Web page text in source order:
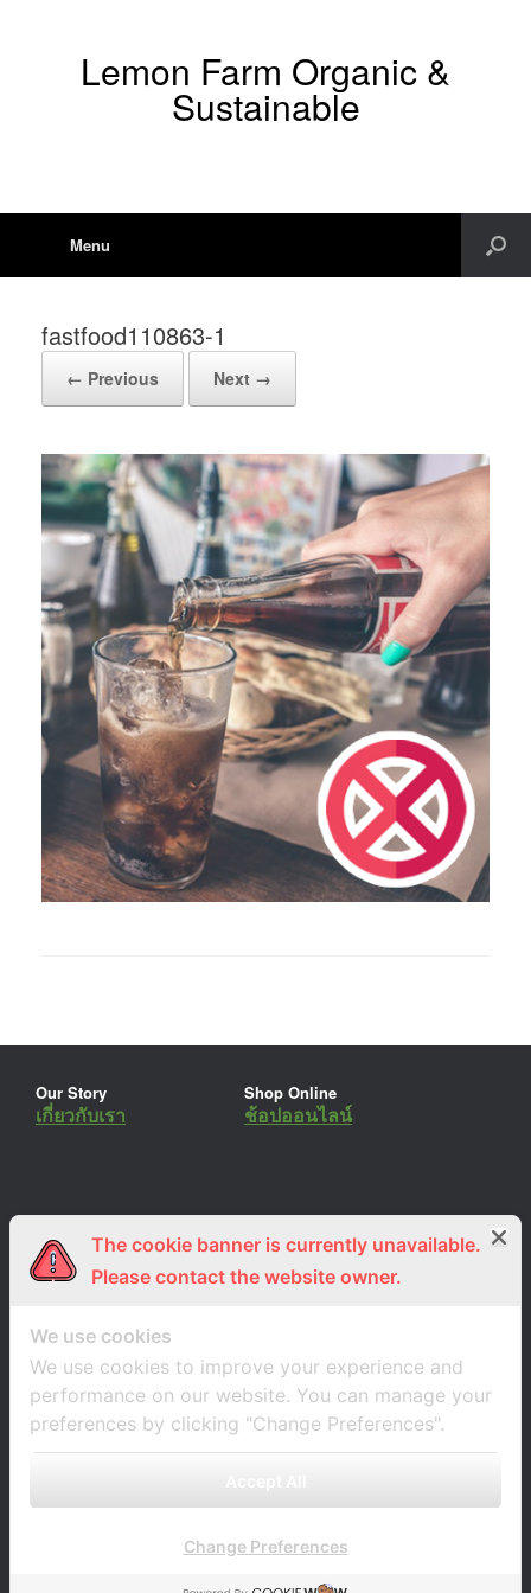
Lemon Farm Organic &
Sustainable
Menu
fastfood110863-1
← Previous Next →
Our Story
เกี่ยวกับเรา
Shop Online
ช้อปออนไลน์
ร่วมงานกับเรา
สมัครงาน
Lemon Farm Cafe
ร้านอาหารอินทรีย์
The cookie banner is currently unavailable.
Please contact the website owner.
We use cookies
We use cookies to improve your experience and
performance on our website. You can manage your
preferences by clicking "Change Preferences".
Change Preferences